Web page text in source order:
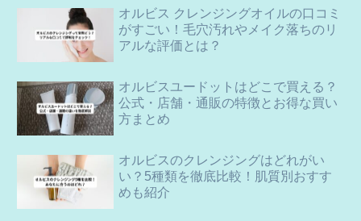
オルビス クレンジングオイルの口コミ
がすごい！毛穴汚れやメイク落ちのリ
アルな評価とは？
オルビスユードットはどこで買える？
公式・店舗・通販の特徴とお得な買い
方まとめ
オルビスのクレンジングはどれがい
い？5種類を徹底比較！肌質別おすす
めも紹介